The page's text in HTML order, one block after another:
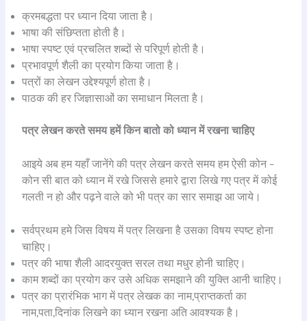
क्रमबद्धता पर ध्यान दिया जाता है।
भाषा की संछिप्तता होती है।
भाषा स्पष्ट एवं प्रचलित शब्दों से परिपूर्ण होती है।
प्रभावपूर्ण शैली का प्रयोग किया जाता है।
पत्रों का लेखन उद्देश्यपूर्ण होता है।
पाठक की हर जिज्ञासाओं का समाधान मिलता है।
पत्र लेखन करते समय हमें किन बातो को ध्यान में रखना चाहिए
आइये अब हम यहाँ जानेंगे की पत्र लेखन करते समय हम ऐसी कोन –
कोन सी बात को ध्यान में रखे जिससे हमारे द्वारा लिखे गए पत्र में कोई
गलती न हो और पढ़ने वाले को भी पत्र का सार समाझ आ जाये।
सर्वप्रथम हमे जिस विषय में पत्र लिखना है उसका विषय स्पष्ट होना
चाहिए।
पत्र की भाषा शैली आदरयुक्त सरल तथा मधुर होनी चाहिए।
काम शब्दों का प्रयोग कर उसे अधिक समझाने की युक्ति आनी चाहिए।
पत्र का प्रारंभिक भाग में पत्र लेखक का नाम,प्राप्तकर्ता का
नाम,पता,दिनांक लिखने का ध्यान रखना अति आवश्यक है।